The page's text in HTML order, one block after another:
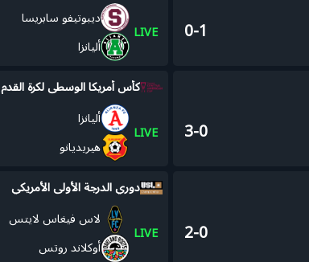
0-1
LIVE
ديبوتيفو سابريسا
أليانزا
3-0
كأس أمريكا الوسطى لكرة القدم
LIVE
أليانزا
هيريديانو
2-0
دوري الدرجة الأولى الأمريكي
LIVE
لاس فيغاس لايتس
أوكلاند روتس